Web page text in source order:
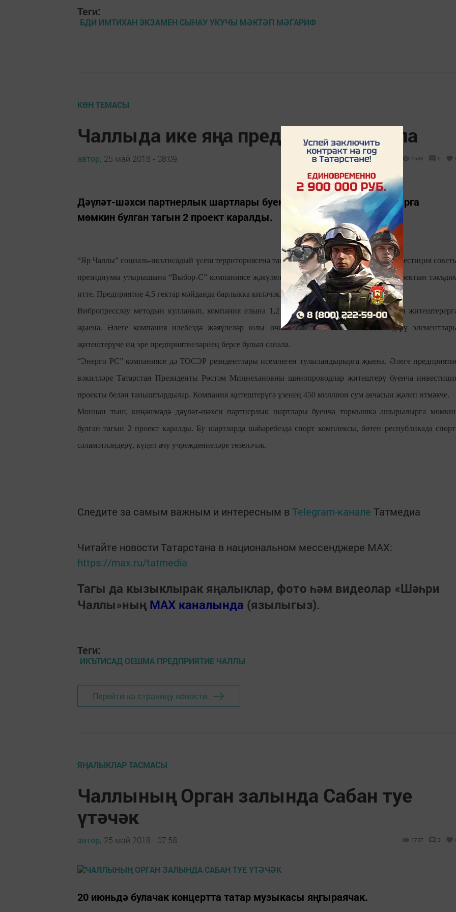
Теги:
БДИ ИМТИХАН ЭКЗАМЕН СЫНАУ УКУЧЫ МӘКТӘП МӘГАРИФ
КӨН ТЕМАСЫ
Чаллыда ике яңа предприятие ачыла
автор, 25 май 2018 - 08:09 1683 0
Дәүләт-шәхси партнерлык шартлары буенча тормышка ашырылырга
мөмкин булган тагын 2 проект каралды.
“Яр Чаллы” социаль-икътисадый үсеш территориясенә тагын ике резидент киләчәк. ТР Инвестиция
президиумы утырышына “Выбор-С” компаниясе җәяүлеләр юлы өчен плитә җитештерү проектын
итте. Предприятие 4,5 гектар мәйданда барлыкка киләчәк.
Вибропресслау методын кулланып, компания елына 1,2 миллион квадрат метр продукция
җыена. Әлеге компания илебездә җәяүлеләр юлы өчен плитә һәм башка төзекләндерү
җитештерүче иң эре предприятиеләрнең берсе булып санала.
“Энерго РС” компаниясе дә ТОСЭР резидентлары исемлеген тулыландырырга җыена. Әлеге
вәкилләре Татарстан Президенты Рөстәм Миңнехановны шинопроводлар җитештерү буенча
проекты белән таныштырдылар. Компания җитештерүгә үзенең 450 миллион сум акчасын җәлеп итмәкче.
Моннан тыш, киңәшмәдә дәүләт-шәхси партнерлык шартлары буенча тормышка ашырылырга
булган тагын 2 проект каралды. Бу шартларда шәһәребездә спорт комплексы, бөтен республикада
сәламәтләндерү, күңел ачу учреждениеләре төзеләчәк.
Следите за самым важным и интересным в Telegram-канале Татмедиа
Читайте новости Татарстана в национальном мессенджере MАХ:
https://max.ru/tatmedia
Тагы да кызыклырак яңалыклар, фото һәм видеолар «Шәһри
Чаллы»ның MAX каналында (язылыгыз).
Теги:
ИКЪТИСАД ОЕШМА ПРЕДПРИЯТИЕ ЧАЛЛЫ
Перейти на страницу новости
ЯҢАЛЫКЛАР ТАСМАСЫ
Чаллының Орган залында Сабан туе
үтәчәк
автор, 25 май 2018 - 07:58 1737 0
20 июньдә булачак концертта татар музыкасы яңгыраячак.